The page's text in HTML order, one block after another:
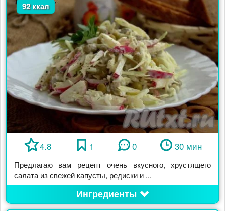
92 ккал
4.8 1 0 30 мин
Предлагаю вам рецепт очень вкусного, хрустящего
салата из свежей капусты, редиски и ...
Ингредиенты